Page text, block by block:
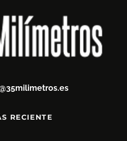
RECIENTE